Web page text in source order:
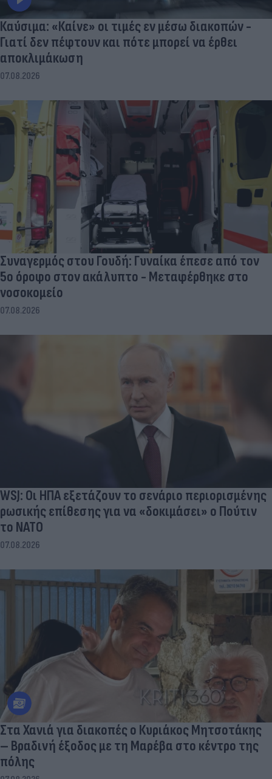
Καύσιμα: «Καίνε» οι τιμές εν μέσω διακοπών -
Γιατί δεν πέφτουν και πότε μπορεί να έρθει
αποκλιμάκωση
07.08.2026
Συναγερμός στου Γουδή: Γυναίκα έπεσε από τον
5ο όροφο στον ακάλυπτο - Μεταφέρθηκε στο
νοσοκομείο
07.08.2026
WSJ: Οι ΗΠΑ εξετάζουν το σενάριο περιορισμένης
ρωσικής επίθεσης για να «δοκιμάσει» ο Πούτιν
το ΝΑΤΟ
07.08.2026
Στα Χανιά για διακοπές ο Κυριάκος Μητσοτάκης
– Βραδινή έξοδος με τη Μαρέβα στο κέντρο της
πόλης